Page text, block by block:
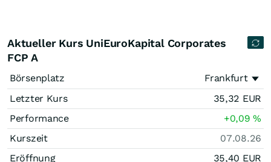
Aktueller Kurs UniEuroKapital Corporates
FCP A
Börsenplatz
Frankfurt
Letzter Kurs
35,32 EUR
Performance
+0,09%
Kurszeit
07.08.26
Eröffnung
35,40 EUR